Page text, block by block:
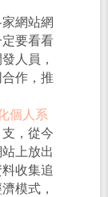
網站網
要看看
人員，
作，推
個人系
，從今
上放出
收集追
模式，